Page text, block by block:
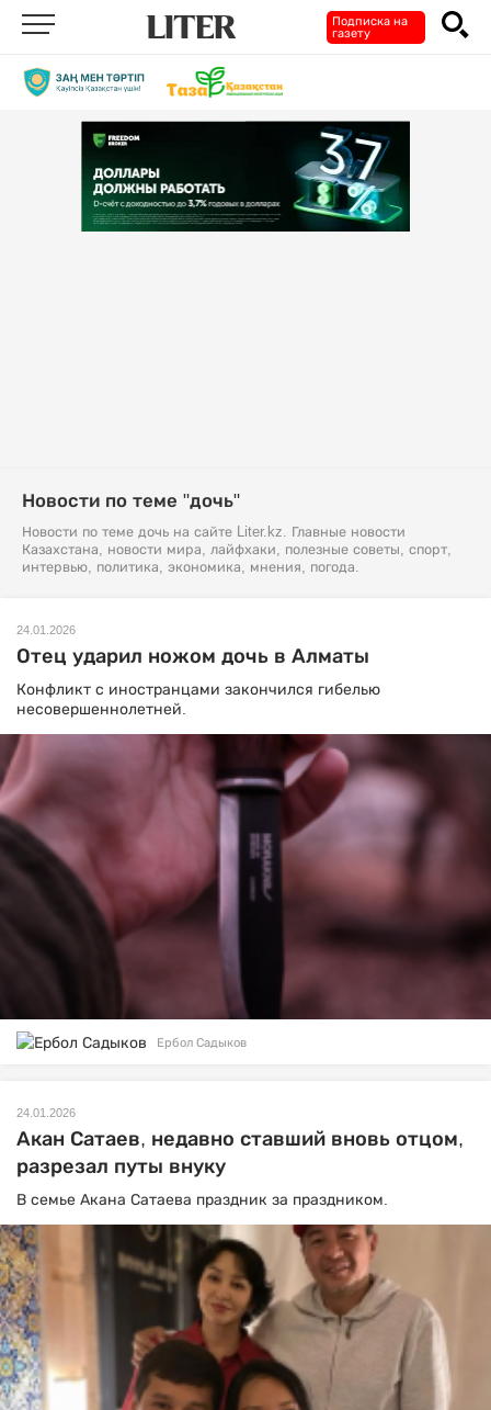
Подписка на
газету
Новости по теме "дочь"
Новости по теме дочь на сайте Liter.kz. Главные новости
Казахстана, новости мира, лайфхаки, полезные советы, спорт,
интервью, политика, экономика, мнения, погода.
24.01.2026
Отец ударил ножом дочь в Алматы
Конфликт с иностранцами закончился гибелью
несовершеннолетней.
Ербол Садыков
24.01.2026
Акан Сатаев, недавно ставший вновь отцом,
разрезал путы внуку
В семье Акана Сатаева праздник за праздником.